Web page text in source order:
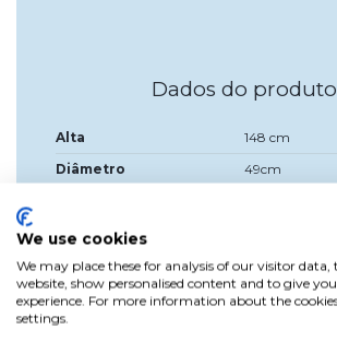
Dados do produto
Alta
148 cm
Diâmetro
49cm
Cor
Material
Fibras Naturais
Índice de proteção
IP 54
Lm
We use cookies
We may place these for analysis of our visitor
website, show personalised content and to give
experience. For more information about the
settings.